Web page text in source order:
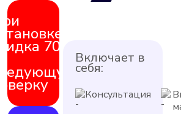
Включает в
себя:
Консультация
При
установке
скидка 70%
следующую
поверку